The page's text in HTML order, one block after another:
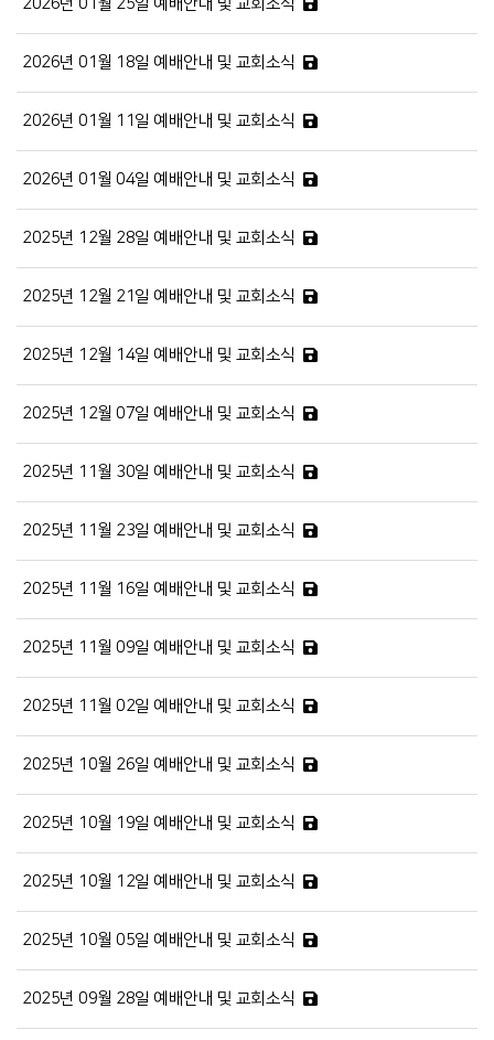
2026년 01월 25일 예배안내 및 교회소식
2026년 01월 18일 예배안내 및 교회소식
2026년 01월 11일 예배안내 및 교회소식
2026년 01월 04일 예배안내 및 교회소식
2025년 12월 28일 예배안내 및 교회소식
2025년 12월 21일 예배안내 및 교회소식
2025년 12월 14일 예배안내 및 교회소식
2025년 12월 07일 예배안내 및 교회소식
2025년 11월 30일 예배안내 및 교회소식
2025년 11월 23일 예배안내 및 교회소식
2025년 11월 16일 예배안내 및 교회소식
2025년 11월 09일 예배안내 및 교회소식
2025년 11월 02일 예배안내 및 교회소식
2025년 10월 26일 예배안내 및 교회소식
2025년 10월 19일 예배안내 및 교회소식
2025년 10월 12일 예배안내 및 교회소식
2025년 10월 05일 예배안내 및 교회소식
2025년 09월 28일 예배안내 및 교회소식